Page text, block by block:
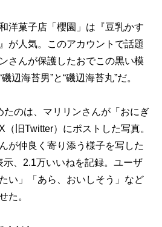
洋菓子店「櫻園」は『豆乳かす
が人気。このアカウントで話題
さんが保護したおでこの黒い模
辺海苔男”と“磯辺海苔丸”だ。
のは、マリリンさんが「おにぎ
（旧Twitter）にポストした写真。
が仲良く寄り添う様子を写した
、2.1万いいねを記録。ユーザ
い」「あら、おいしそう」など
た。